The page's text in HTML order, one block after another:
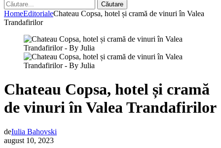
Căutare
HomeEditorialeChateau Copsa, hotel și cramă de vinuri în Valea
Trandafirilor
Chateau Copsa, hotel și cramă
de vinuri în Valea Trandafirilor
deIulia Bahovski
august 10, 2023